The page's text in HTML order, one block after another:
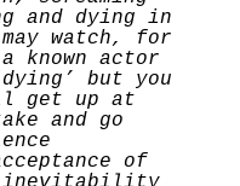
and dying in
watch, for
known actor
but you
get up at
and go
of